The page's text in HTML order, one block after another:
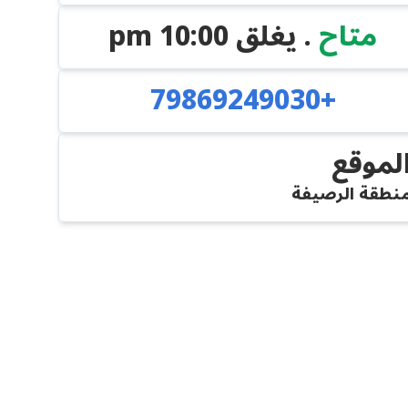
متاح. يغلق10:00 pm
+79869249030
الرصيفة